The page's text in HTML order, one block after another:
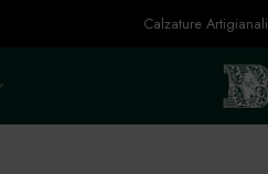
Calzature